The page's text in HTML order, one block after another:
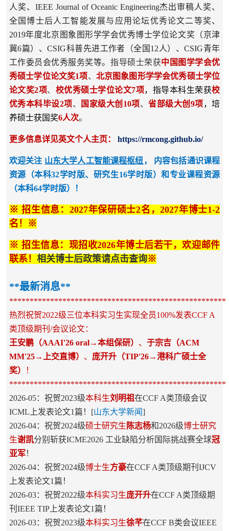
人奖、IEEE Journal of Oceanic Engineering杰出审稿人奖、
全国博士后人工智能发展与应用论坛优秀论文二等奖、
2019年度北京图象图形学学会优秀博士学位论文奖（京津
冀6篇）、CSIG科普先进工作者（全国12人）、CSIG青年
工作委员会优秀服务奖等。 指导硕士荣获中国图学学会优
秀硕士学位论文奖1项、 北京图象图形学学会优秀硕士学位
论文奖2项、 校优秀硕士学位论文7项，指导本科生荣获校
优秀本科毕设2项、 国家级大创10项、省部级大创9项 ，培
养硕士获国奖6人次。
更多信息详见英文个人主页： https://rmcong.github.io/
欢迎关注 山东大学人工智能课程枢纽 ， 内容包括通识课程
资源（本科32学时版、研究生16学时版）和专业课程资源
（本科64学时版）！
※ 招生信息：2027年保研硕士2名，2027年博士1-2
名！※
※ 招生信息：现招收2026年博士后若干，欢迎邮件
联系！ 相关博士后政策请点击查询※
**最新消息**
热烈祝贺2022级三位本科实习生实现全员100%发表CCF A
类顶级期刊/会议论文：
王安鹏（AAAI'26 oral→本组保研） 、 于宗吉（ACM
MM'25→上交直博） 、 庞开升（TIP'26→港科广硕士全
奖）
！
2026-05：祝贺2023级本科生刘明祖在CCF A类顶级会议
ICML上发表论文1篇！ [山东大学新闻]
2026-04：祝贺2024级硕士研究生 陈志杨和2026级博士研究
生谢凯分别斩获ICME2026 工业缺陷分析国际挑战赛全球冠
亚军！
2026-04：祝贺2024级博士生方豪在CCF A类顶级期刊IJCV
上发表论文1篇！
2026-03：祝贺2022级本科实习生庞开升在CCF A类顶级期
刊IEEE TIP上发表论文1篇！
2026-03：祝贺2023级本科实习生徐芊在CCF B类会议IEEE